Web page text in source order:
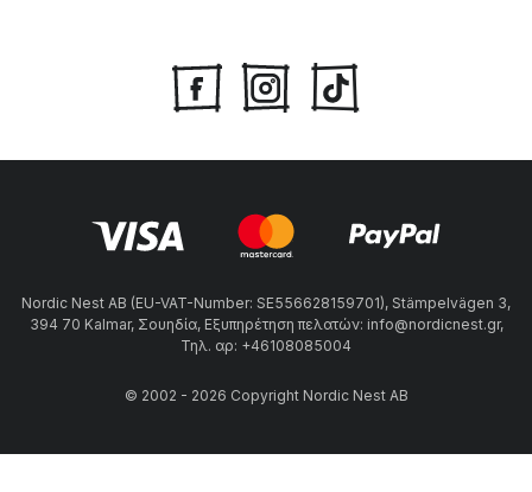
Nordic Nest AB (EU-VAT-Number: SE556628159701), Stämpelvägen 3,
394 70 Kalmar, Σουηδία, Εξυπηρέτηση πελατών: info@nordicnest.gr,
Τηλ. αρ: +46108085004
© 2002 - 2026 Copyright Nordic Nest AB